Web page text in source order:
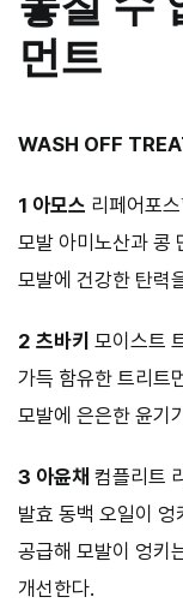
먼트
WASH OFF
1 아모스 리페어포
모발 아미노산과 콩
모발에 건강한 탄력
2 츠바키 모이스트
가득 함유한 트리트
모발에 은은한 윤기
3 아윤채 컴플리트
발효 동백 오일이
공급해 모발이 엉키
개선한다.